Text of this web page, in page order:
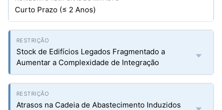
Curto Prazo (≤ 2 Anos)
Stock de Edifícios Legados Fragmentado a
Aumentar a Complexidade de Integração
Atrasos na Cadeia de Abastecimento Induzidos